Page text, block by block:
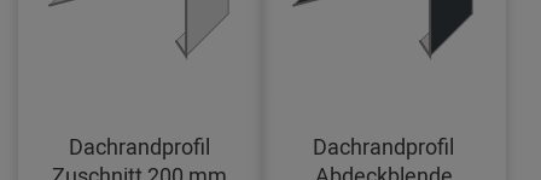
Dachrandprofil
Dachrandprofil